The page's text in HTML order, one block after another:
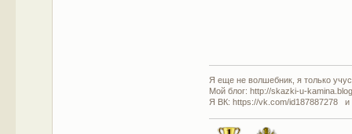
Я еще не волшебник, я только
Мой блог: http://skazki-u-
Я ВК: https://vk.com/id187887278 и